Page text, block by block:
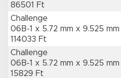
86501 Ft
Challenge
06B-1 x 5.72 mm x 9.525 mm
114033 Ft
Challenge
06B-1 x 5.72 mm x 9.525 mm
15829 Ft